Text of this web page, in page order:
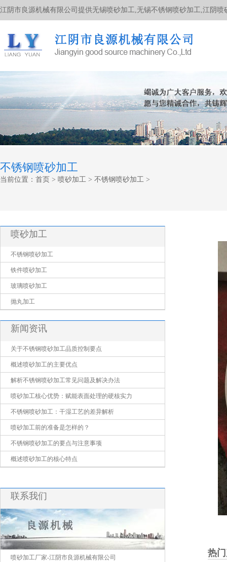
江阴市良源机械有限公司提供无锡喷砂加工,无锡不锈钢喷砂加工,江阴
不锈钢喷砂加工
当前位置： 首页 > 喷砂加工 > 不锈钢喷砂加工 >
喷砂加工
不锈钢喷砂加工
铁件喷砂加工
玻璃喷砂加工
抛丸加工
新闻资讯
关于不锈钢喷砂加工品质控制要点
概述喷砂加工的主要优点
解析不锈钢喷砂加工常见问题及解决办法
喷砂加工核心优势：赋能表面处理的硬核实力
不锈钢喷砂加工：干湿工艺的差异解析
喷砂加工前的准备是怎样的？
不锈钢喷砂加工的要点与注意事项
概述喷砂加工的核心特点
联系我们
喷砂加工厂家-江阴市良源机械有限公司 热